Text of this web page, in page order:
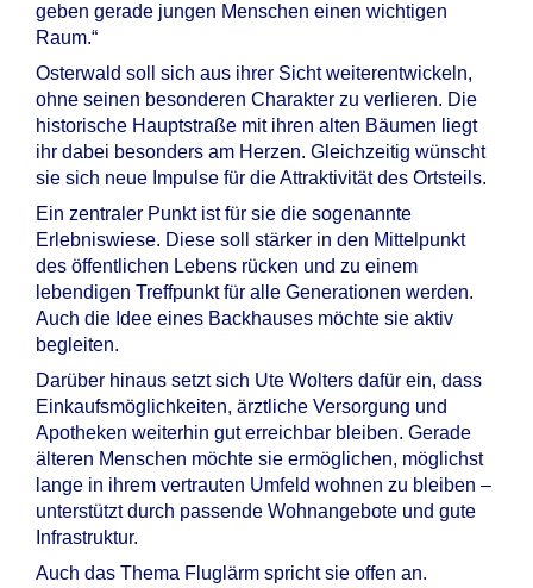
geben gerade jungen Menschen einen wichtigen
Raum.“
Osterwald soll sich aus ihrer Sicht weiterentwickeln,
ohne seinen besonderen Charakter zu verlieren. Die
historische Hauptstraße mit ihren alten Bäumen liegt
ihr dabei besonders am Herzen. Gleichzeitig wünscht
sie sich neue Impulse für die Attraktivität des Ortsteils.
Ein zentraler Punkt ist für sie die sogenannte
Erlebniswiese. Diese soll stärker in den Mittelpunkt
des öffentlichen Lebens rücken und zu einem
lebendigen Treffpunkt für alle Generationen werden.
Auch die Idee eines Backhauses möchte sie aktiv
begleiten.
Darüber hinaus setzt sich Ute Wolters dafür ein, dass
Einkaufsmöglichkeiten, ärztliche Versorgung und
Apotheken weiterhin gut erreichbar bleiben. Gerade
älteren Menschen möchte sie ermöglichen, möglichst
lange in ihrem vertrauten Umfeld wohnen zu bleiben –
unterstützt durch passende Wohnangebote und gute
Infrastruktur.
Auch das Thema Fluglärm spricht sie offen an.